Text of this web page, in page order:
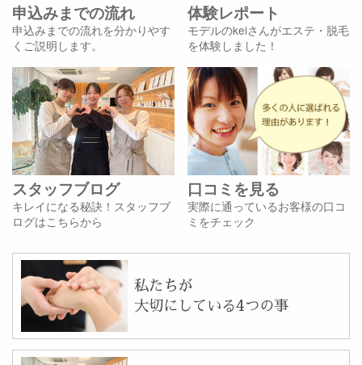
申込みまでの流れ
申込みまでの流れを分かりやす
くご説明します。
体験レポート
モデルのkeiさんがエステ・脱毛
を体験しました！
スタッフブログ
キレイになる秘訣！スタッフブ
ログはこちらから
口コミを見る
実際に通っているお客様の口コ
ミをチェック
私たちが
大切にしている4つの事